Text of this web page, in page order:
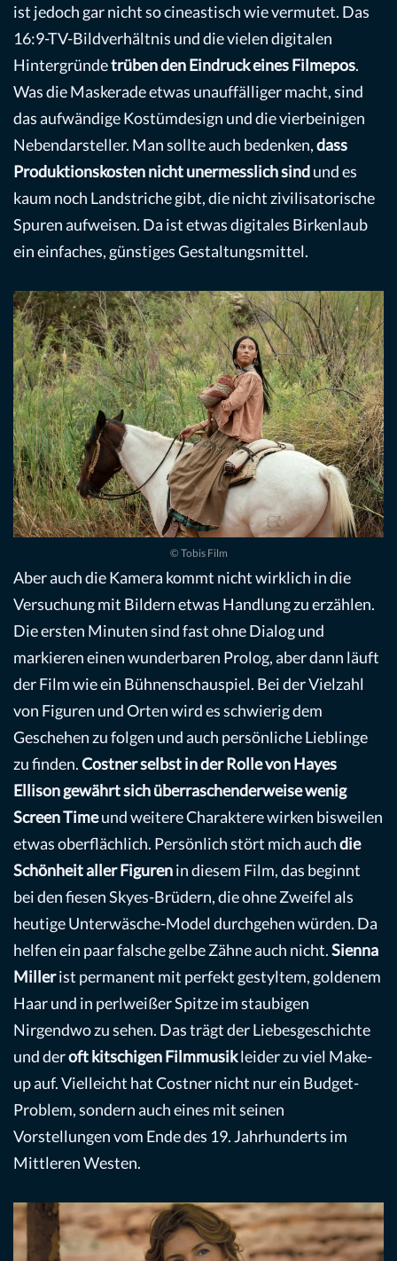
ist jedoch gar nicht so cineastisch wie vermutet. Das
16:9-TV-Bildverhältnis und die vielen digitalen
Hintergründetrüben den Eindruck eines Filmepos.
Was die Maskerade etwas unauffälliger macht, sind
das aufwändige Kostümdesign und die vierbeinigen
Nebendarsteller. Man sollte auch bedenken,dass
Produktionskosten nicht unermesslich sindund es
kaum noch Landstriche gibt, die nicht zivilisatorische
Spuren aufweisen. Da ist etwas digitales Birkenlaub
ein einfaches, günstiges Gestaltungsmittel.
© Tobis Film
Aber auch die Kamera kommt nicht wirklich in die
Versuchung mit Bildern etwas Handlung zu erzählen.
Die ersten Minuten sind fast ohne Dialog und
markieren einen wunderbaren Prolog, aber dann läuft
der Film wie ein Bühnenschauspiel. Bei der Vielzahl
von Figuren und Orten wird es schwierig dem
Geschehen zu folgen und auch persönliche Lieblinge
zu finden.Costner selbst in der Rolle von Hayes
Ellison gewährt sich überraschenderweise wenig
Screen Timeund weitere Charaktere wirken bisweilen
etwas oberflächlich. Persönlich stört mich auchdie
Schönheit aller Figurenin diesem Film, das beginnt
bei den fiesen Skyes-Brüdern, die ohne Zweifel als
heutige Unterwäsche-Model durchgehen würden. Da
helfen ein paar falsche gelbe Zähne auch nicht.Sienna
Millerist permanent mit perfekt gestyltem, goldenem
Haar und in perlweißer Spitze im staubigen
Nirgendwo zu sehen. Das trägt der Liebesgeschichte
und deroft kitschigen Filmmusikleider zu viel Make-
up auf. Vielleicht hat Costner nicht nur ein Budget-
Problem, sondern auch eines mit seinen
Vorstellungen vom Ende des 19. Jahrhunderts im
Mittleren Westen.